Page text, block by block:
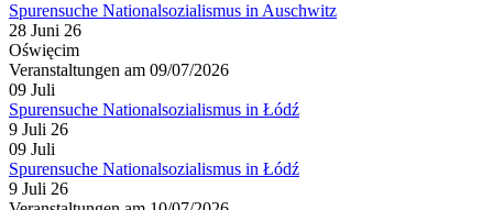
Spurensuche Nationalsozialismus in Auschwitz
28 Juni 26
Oświęcim
Veranstaltungen am 09/07/2026
09 Juli
Spurensuche Nationalsozialismus in Łódź
9 Juli 26
09 Juli
Spurensuche Nationalsozialismus in Łódź
9 Juli 26